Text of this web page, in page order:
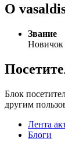
О
Звание
Новичок
Блок
другим
Лента
Блоги